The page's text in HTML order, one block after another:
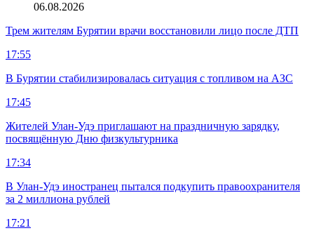
06.08.2026
Трем жителям Бурятии врачи восстановили лицо после ДТП
17:55
В Бурятии стабилизировалась ситуация с топливом на АЗС
17:45
Жителей Улан-Удэ приглашают на праздничную зарядку,
посвящённую Дню физкультурника
17:34
В Улан-Удэ иностранец пытался подкупить правоохранителя
за 2 миллиона рублей
17:21